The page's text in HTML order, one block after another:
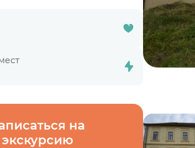
на
экскурсию